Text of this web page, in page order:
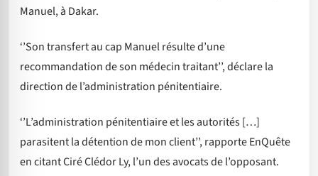
Manuel, à Dakar.
‘’Son transfert au cap Manuel résulte d’une
recommandation de son médecin traitant’’, déclare la
direction de l’administration pénitentiaire.
‘’L’administration pénitentiaire et les autorités […]
parasitent la détention de mon client’’, rapporte EnQuête
en citant Ciré Clédor Ly, l’un des avocats de l’opposant.